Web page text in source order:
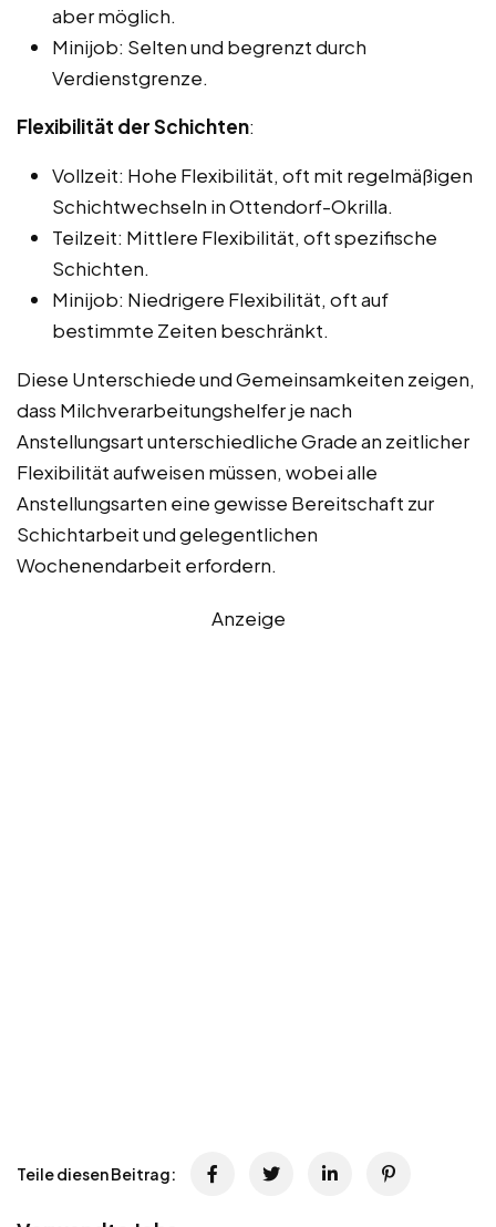
aber möglich.
Minijob: Selten und begrenzt durch
Verdienstgrenze.
Flexibilität der Schichten:
Vollzeit: Hohe Flexibilität, oft mit regelmäßigen
Schichtwechseln in Ottendorf-Okrilla.
Teilzeit: Mittlere Flexibilität, oft spezifische
Schichten.
Minijob: Niedrigere Flexibilität, oft auf
bestimmte Zeiten beschränkt.
Diese Unterschiede und Gemeinsamkeiten zeigen,
dass Milchverarbeitungshelfer je nach
Anstellungsart unterschiedliche Grade an zeitlicher
Flexibilität aufweisen müssen, wobei alle
Anstellungsarten eine gewisse Bereitschaft zur
Schichtarbeit und gelegentlichen
Wochenendarbeit erfordern.
Anzeige
Teile diesen Beitrag: